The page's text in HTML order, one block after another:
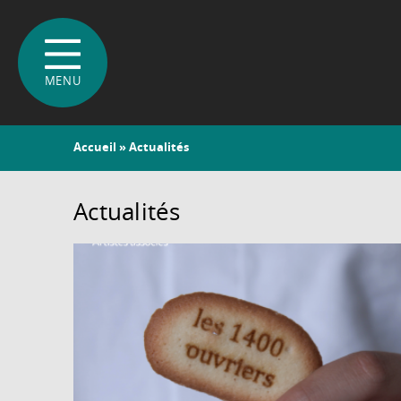
Vous
êtes
Accueil » Actualités
Actualités